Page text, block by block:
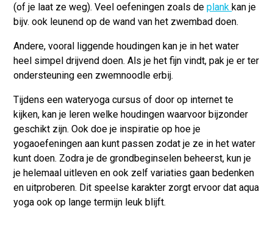
(of je laat ze weg). Veel oefeningen zoals deplankkan je
bijv. ook leunend op de wand van het zwembad doen.
Andere, vooral liggende houdingen kan je in het water
heel simpeldrijvenddoen. Als je het fijn vindt, pak je er ter
ondersteuning een zwemnoodle erbij.
Tijdens een wateryoga cursus of door op internet te
kijken, kan je leren welke houdingen waarvoor bijzonder
geschikt zijn. Ook doe je inspiratie op hoe je
yogaoefeningen aan kunt passen zodat je ze in het water
kunt doen. Zodra je de grondbeginselen beheerst, kun je
je helemaal uitleven en ook zelf variaties gaan bedenken
en uitproberen. Dit speelse karakter zorgt ervoor dat aqua
yoga ook op lange termijn leuk blijft.